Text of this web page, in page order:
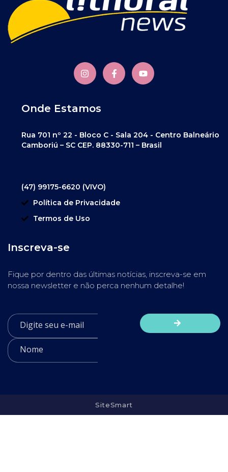
Onde Estamos
Rua 701 nº 22 - Bloco C - Sala 204 - Centro Balneário
Camboriú – SC CEP. 88330-711 – Brasil
(47) 99175-6620 (VIVO)
Política de Privacidade
Termos de Uso
Inscreva-se
Fique por dentro das últimas notícias, inscreva-se em
nossa newsletter e não perca nenhum detalhe!
SiteSmart